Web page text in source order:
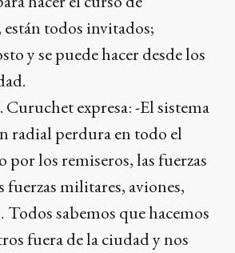
todos invitados;
y se puede hacer desde los
Curuchet expresa: -El sistema
radial perdura en todo el
por los remiseros, las fuerzas
fuerzas militares, aviones,
sabemos que hacemos
fuera de la ciudad y nos